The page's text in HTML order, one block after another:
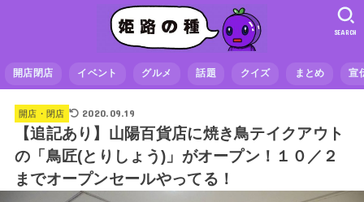
開店閉店 イベント グルメ 話題 クイズ まとめ 宣
SEARCH
開店・閉店 2020.09.19
【追記あり】山陽百貨店に焼き鳥テイクアウト
の「鳥匠(とりしょう)」がオープン！１０／２
までオープンセールやってる！